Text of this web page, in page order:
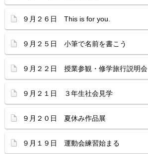
９月２６日 This is for you.
９月２５日 小筆で名前を書こう
９月２２日 授業参観・修学旅行説明会
９月２１日 ３年生社会見学
９月２０日 夏休み作品展
９月１９日 運動会練習始まる